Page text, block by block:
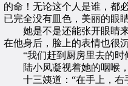
的命！无论这个人是谁，都
已完全没有皿色，美丽的眼
她是不是还能张开眼睛来
在他身后，脸上的表情也很沉
“我们赶到厨房里去的时
陆小凤凝视着她的咽喉，
十三姨道：“在手上，右